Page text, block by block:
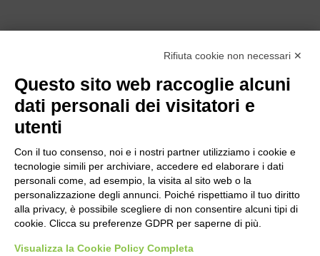
Strada Statale 231 Alba-Bra
Rifiuta cookie non necessari ✕
Questo sito web raccoglie alcuni
dati personali dei visitatori e
utenti
Con il tuo consenso, noi e i nostri partner utilizziamo i cookie e
tecnologie simili per archiviare, accedere ed elaborare i dati
personali come, ad esempio, la visita al sito web o la
personalizzazione degli annunci. Poiché rispettiamo il tuo diritto
alla privacy, è possibile scegliere di non consentire alcuni tipi di
cookie. Clicca su preferenze GDPR per saperne di più.
Visualizza la Cookie Policy Completa